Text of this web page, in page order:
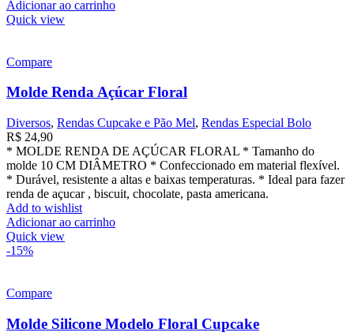
Adicionar ao carrinho
Quick view
Compare
Molde Renda Açúcar Floral
Diversos, Rendas Cupcake e Pão Mel, Rendas Especial Bolo
R$ 24,90
* MOLDE RENDA DE AÇÚCAR FLORAL * Tamanho do
molde 10 CM DIÂMETRO * Confeccionado em material flexível.
* Durável, resistente a altas e baixas temperaturas. * Ideal para fazer
renda de açucar , biscuit, chocolate, pasta americana.
Add to wishlist
Adicionar ao carrinho
Quick view
-15%
Compare
Molde Silicone Modelo Floral Cupcake